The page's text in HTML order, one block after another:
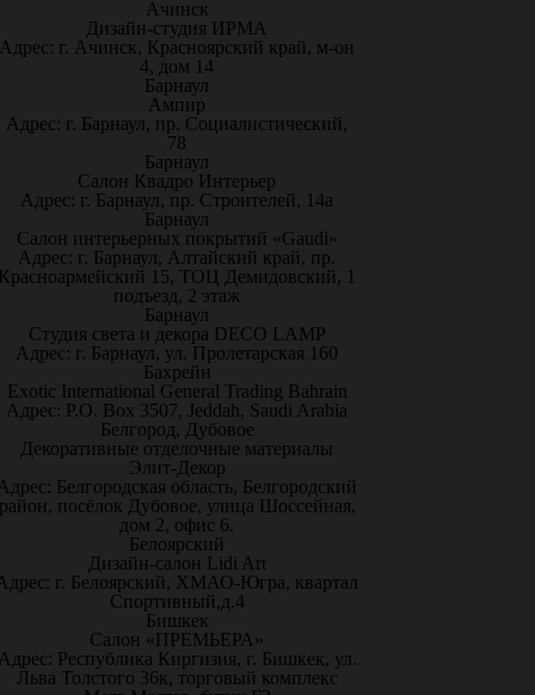
Ачинск
Дизайн-студия ИРМА
Адрес: г. Ачинск, Красноярский край, м-он
4, дом 14
Барнаул
Ампир
Адрес: г. Барнаул, пр. Социалистический,
78
Барнаул
Салон Квадро Интерьер
Адрес: г. Барнаул, пр. Строителей, 14а
Барнаул
Салон интерьерных покрытий «Gaudi»
Адрес: г. Барнаул, Алтайский край, пр.
15, ТОЦ Демидовский, 1
подъезд, 2 этаж
Барнаул
Студия света и декора DECO LAMP
Адрес: г. Барнаул, ул. Пролетарская 160
Бахрейн
Exotic International General Trading Bahrain
Адрес: P.O. Box 3507, Jeddah, Saudi Arabia
Белгород, Дубовое
Декоративные отделочные материалы
Элит-Декор
Белгородская область, Белгородский
посёлок Дубовое, улица Шоссейная,
дом 2, офис 6.
Белоярский
Дизайн-салон Lidi Art
г. Белоярский, ХМАО-Югра, квартал
Спортивный,д.4
Бишкек
Салон «ПРЕМЬЕРА»
Республика Киргизия, г. Бишкек, ул.
Льва Толстого 36к, торговый комплекс